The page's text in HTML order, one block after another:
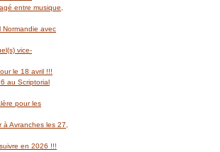
entre musique,
Normandie avec
vice-
le 18 avril !!!
au Scriptorial
pour les
Avranches les 27,
en 2026 !!!